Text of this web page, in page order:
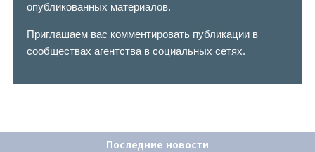
опубликованных материалов.
Приглашаем вас комментировать публикации в
сообществах агентства в социальных сетях.
Последние новости